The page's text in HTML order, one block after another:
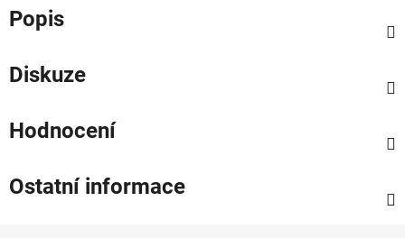
Popis
Diskuze
Hodnocení
Ostatní informace